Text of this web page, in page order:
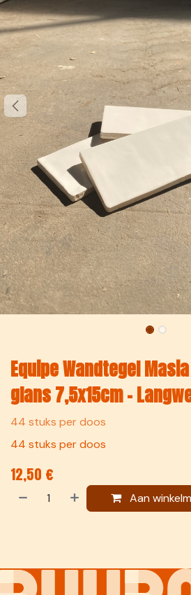
Equipe Wandtegel
glans 7,5x15cm –
44 stuks per doos
44 stuks per doos
12,50 €
Aan